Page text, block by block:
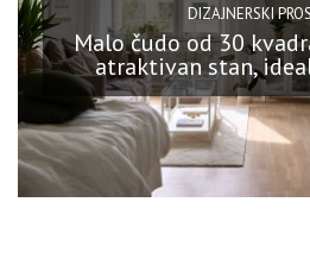
DIZAJNERSKI
Malo čudo od 30
atraktivan stan,